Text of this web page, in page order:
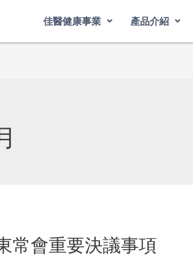
佳醫健康事業 產品介紹
常會重要決議事項